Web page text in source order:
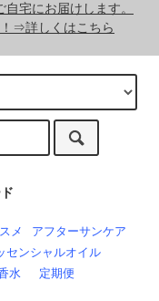
宅にお届けします。
⇒詳しくはこちら
メ
アフターサンケア
センシャルオイル
水 定期便